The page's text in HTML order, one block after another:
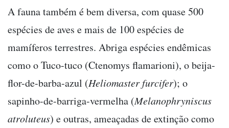
A fauna também é bem diversa, com quase 500
espécies de aves e mais de 100 espécies de
mamíferos terrestres. Abriga espécies endêmicas
como o Tuco-tuco (Ctenomys flamarioni), o beija-
flor-de-barba-azul (Heliomaster furcifer); o
sapinho-de-barriga-vermelha (Melanophryniscus
atroluteus) e outras, ameaçadas de extinção como